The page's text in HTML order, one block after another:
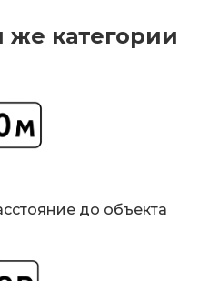
же категории
до объекта